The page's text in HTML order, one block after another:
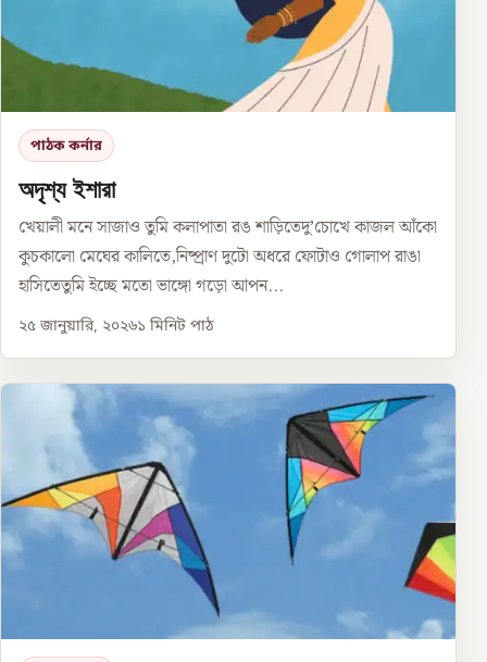
পাঠক কর্নার
অদৃশ্য ইশারা
খেয়ালী মনে সাজাও তুমি কলাপাতা রঙ শাড়িতেদু’চোখে কাজল আঁকো
কুচকালো মেঘের কালিতে,নিষ্প্রাণ দুটো অধরে ফোটাও গোলাপ রাঙা
হাসিতেতুমি ইচ্ছে মতো ভাঙ্গো গড়ো আপন...
২৫ জানুয়ারি, ২০২৬১ মিনিট পাঠ